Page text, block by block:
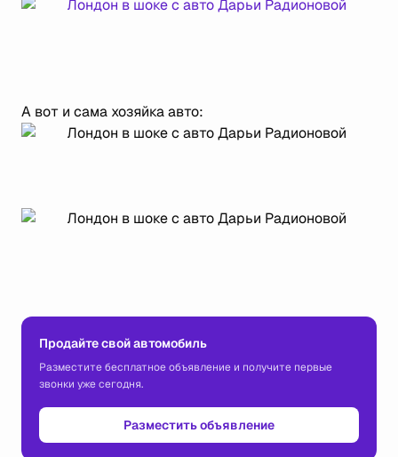
А вот и сама хозяйка авто:
Продайте свой автомобиль
Разместите бесплатное объявление и получите первые
звонки уже сегодня.
Разместить объявление